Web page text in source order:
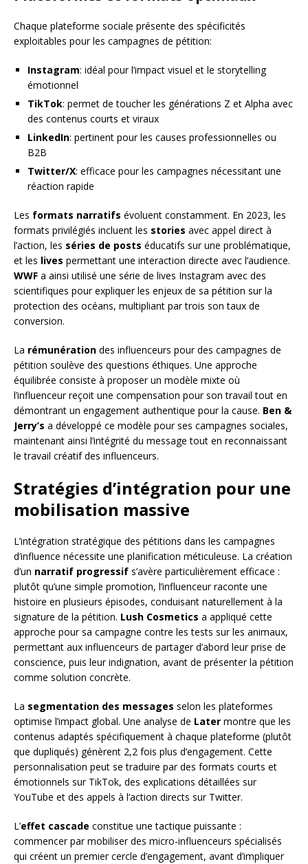
Chaque plateforme sociale présente des spécificités
exploitables pour les campagnes de pétition:
Instagram: idéal pour l’impact visuel et le storytelling
émotionnel
TikTok: permet de toucher les générations Z et Alpha avec
des contenus courts et viraux
LinkedIn: pertinent pour les causes professionnelles ou
B2B
Twitter/X: efficace pour les campagnes nécessitant une
réaction rapide
Les formats narratifs évoluent constamment. En 2023, les
formats privilégiés incluent les stories avec appel direct à
l’action, les séries de posts éducatifs sur une problématique,
et les lives permettant une interaction directe avec l’audience.
WWF a ainsi utilisé une série de lives Instagram avec des
scientifiques pour expliquer les enjeux de sa pétition sur la
protection des océans, multipliant par trois son taux de
conversion.
La rémunération des influenceurs pour des campagnes de
pétition soulève des questions éthiques. Une approche
équilibrée consiste à proposer un modèle mixte où
l’influenceur reçoit une compensation pour son travail tout en
démontrant un engagement authentique pour la cause. Ben &
Jerry’s a développé ce modèle pour ses campagnes sociales,
maintenant ainsi l’intégrité du message tout en reconnaissant
le travail créatif des influenceurs.
Stratégies d’intégration pour une
mobilisation massive
L’intégration stratégique des pétitions dans les campagnes
d’influence nécessite une planification méticuleuse. La création
d’un narratif progressif s’avère particulièrement efficace :
plutôt qu’une simple promotion, l’influenceur raconte une
histoire en plusieurs épisodes, conduisant naturellement à la
signature de la pétition. Lush Cosmetics a appliqué cette
approche pour sa campagne contre les tests sur les animaux,
permettant aux influenceurs de partager d’abord leur prise de
conscience, puis leur indignation, avant de présenter la pétition
comme solution concrète.
La segmentation des messages selon les plateformes
optimise l’impact global. Une analyse de Later montre que les
contenus adaptés spécifiquement à chaque plateforme (plutôt
que dupliqués) génèrent 2,2 fois plus d’engagement. Cette
personnalisation peut se traduire par des formats courts et
émotionnels sur TikTok, des explications détaillées sur
YouTube et des appels à l’action directs sur Twitter.
L’effet cascade constitue une tactique puissante :
commencer par mobiliser des micro-influenceurs spécialisés
qui créent un premier cercle d’engagement, avant d’impliquer